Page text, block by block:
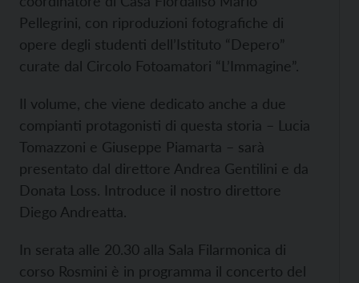
Pellegrini, con riproduzioni fotografiche di
opere degli studenti dell’Istituto “Depero”
curate dal Circolo Fotoamatori “L’Immagine”.
Il volume, che viene dedicato anche a due
compianti protagonisti di questa storia – Lucia
Tomazzoni e Giuseppe Piamarta – sarà
presentato dal direttore Andrea Gentilini e da
Donata Loss. Introduce il nostro direttore
Diego Andreatta.
In serata alle 20.30 alla Sala Filarmonica di
corso Rosmini è in programma il concerto del